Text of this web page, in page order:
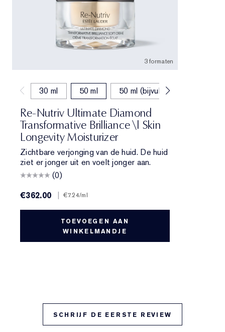
3 formaten
30 ml 50 ml 50 ml (bijvullen)
Re-Nutriv Ultimate Diamond
Transformative Brilliance \| Skin
Longevity Moisturizer
Zichtbare verjonging van de huid. De huid
ziet er jonger uit en voelt jonger aan.
(0)
€362.00
€7.24/ml
TOEVOEGEN AAN
WINKELMANDJE
SCHRIJF DE EERSTE REVIEW